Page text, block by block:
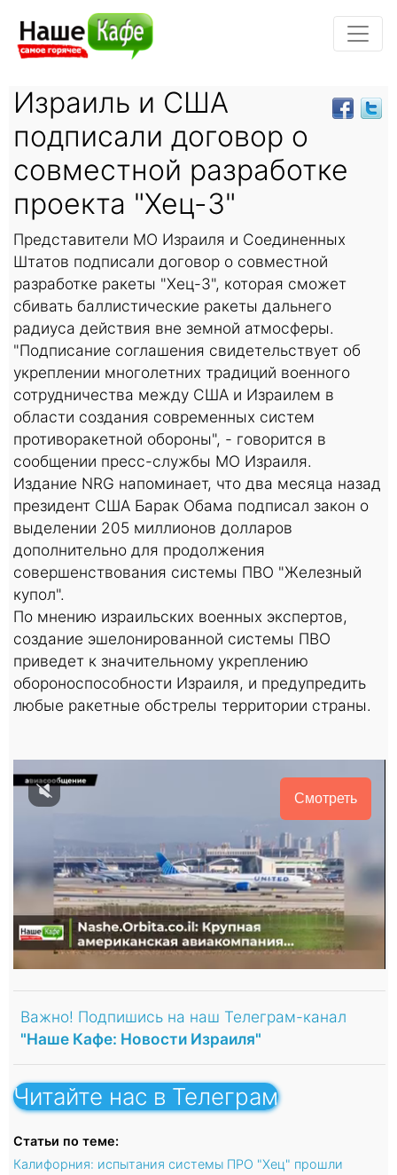
Израиль и США
подписали договор о
совместной разработке
проекта "Хец-3"
Представители МО Израиля и Соединенных
Штатов подписали договор о совместной
разработке ракеты "Хец-3", которая сможет
сбивать баллистические ракеты дальнего
радиуса действия вне земной атмосферы.
"Подписание соглашения свидетельствует об
укреплении многолетних традиций военного
сотрудничества между США и Израилем в
области создания современных систем
противоракетной обороны", - говорится в
сообщении пресс-службы МО Израиля.
Издание NRG напоминает, что два месяца назад
президент США Барак Обама подписал закон о
выделении 205 миллионов долларов
дополнительно для продолжения
совершенствования системы ПВО "Железный
купол".
По мнению израильских военных экспертов,
создание эшелонированной системы ПВО
приведет к значительному укреплению
обороноспособности Израиля, и предупредить
любые ракетные обстрелы территории страны.
Смотреть
Важно! Подпишись на наш Телеграм-канал
"Наше Кафе: Новости Израиля"
Читайте нас в Телеграм
Статьи по теме:
Калифорния: испытания системы ПРО "Хец" прошли